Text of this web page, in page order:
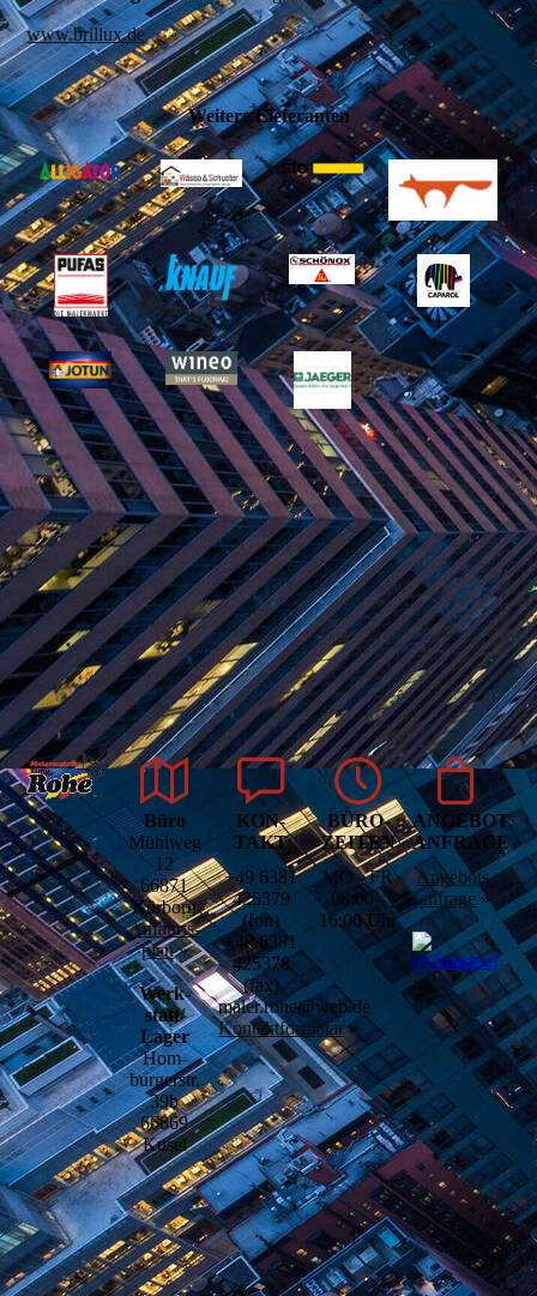
www.brillux.de
Weitere Lieferanten
Büro
Mühlweg
12
66871
Körborn
Anfahrts­
plan»
Werk­­
statt/
Lager
Hom­­
burgerstr.
39b
66869
Kusel
KON­
TAKT
+49 6381
425379
(fon)
+49 6381
425378
(fax)
maler.rohe@web.de
Kontaktformular»
BÜRO­
ZEITEN
MO - FR
08:00 -
16:00 Uhr
ANGEBOTS­
ANFRAGE
Angebots­
anfrage »